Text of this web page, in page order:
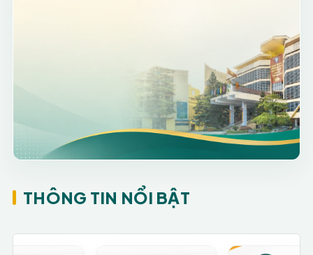
30/8/2021 của Bộ trưởng Bộ Giáo dục và Đào
tạo về việc ban hành “Quy chế tuyển sinh và đào
tạo trình độ thạc sĩ; Quyết định số 708/QĐ-
HVTC ngày 16/6/2025 của Giám đốc Học viện
Tài chính về việc ban hành Quy chế tuyển sinh và
đào tạo trình độ thạc sĩ tại Học viện Tài chính;
Tiến sĩ
THÔNG TIN NỔI BẬT